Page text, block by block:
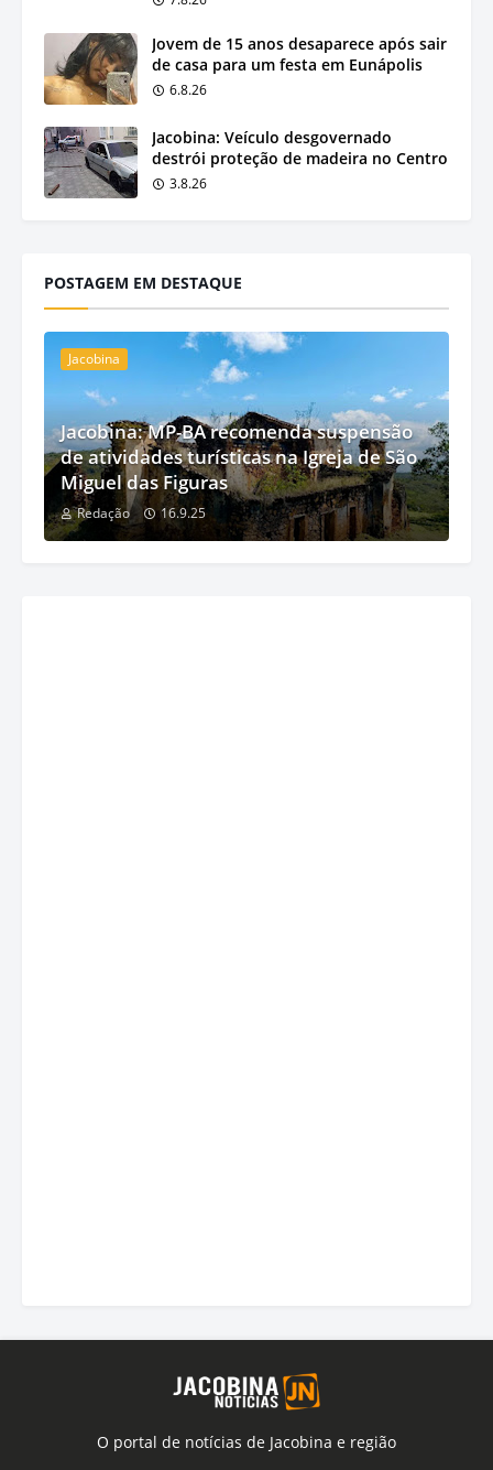
Jovem de 15 anos desaparece após sair
de casa para um festa em Eunápolis
6.8.26
Jacobina: Veículo desgovernado
destrói proteção de madeira no Centro
3.8.26
POSTAGEM EM DESTAQUE
Jacobina
Jacobina: MP-BA recomenda suspensão
de atividades turísticas na Igreja de São
Miguel das Figuras
Redação 16.9.25
O portal de notícias de Jacobina e região